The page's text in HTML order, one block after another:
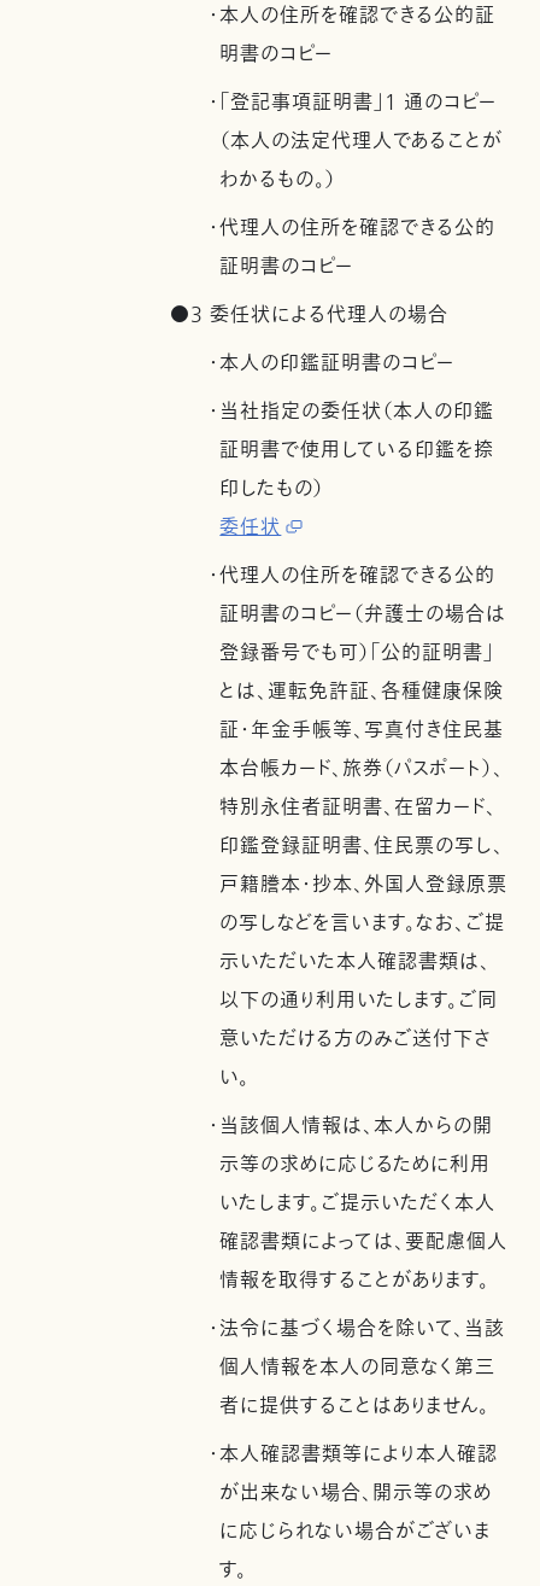
・本人の住所を確認できる公的証
明書のコピー
・「登記事項証明書」1 通のコピー
（本人の法定代理人であることが
わかるもの。）
・代理人の住所を確認できる公的
証明書のコピー
●3 委任状による代理人の場合
・本人の印鑑証明書のコピー
・当社指定の委任状（本人の印鑑
証明書で使用している印鑑を捺
印したもの）
委任状
・代理人の住所を確認できる公的
証明書のコピー（弁護士の場合は
登録番号でも可）「公的証明書」
とは、運転免許証、各種健康保険
証・年金手帳等、写真付き住民基
本台帳カード、旅券（パスポート）、
特別永住者証明書、在留カード、
印鑑登録証明書、住民票の写し、
戸籍謄本・抄本、外国人登録原票
の写しなどを言います。なお、ご提
示いただいた本人確認書類は、
以下の通り利用いたします。ご同
意いただける方のみご送付下さ
い。
・当該個人情報は、本人からの開
示等の求めに応じるために利用
いたします。ご提示いただく本人
確認書類によっては、要配慮個人
情報を取得することがあります。
・法令に基づく場合を除いて、当該
個人情報を本人の同意なく第三
者に提供することはありません。
・本人確認書類等により本人確認
が出来ない場合、開示等の求め
に応じられない場合がございま
す。